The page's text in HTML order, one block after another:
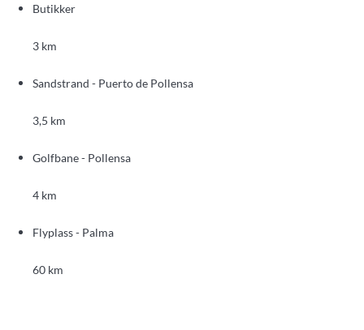
Butikker
3 km
Sandstrand - Puerto de Pollensa
3,5 km
Golfbane - Pollensa
4 km
Flyplass - Palma
60 km